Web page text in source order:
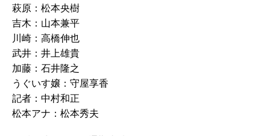
萩原：松本央樹
吉木：山本兼平
川崎：高橋伸也
武井：井上雄貴
加藤：石井隆之
うぐいす嬢：守屋享香
記者：中村和正
松本アナ：松本秀夫